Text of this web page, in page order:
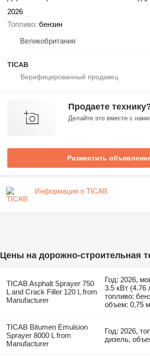
2026
Топливо бензин
Великобритания
TICAB
Продаете
Делайте это вместе с
Разместить
Информация о TICAB
Цены на дорожно-строительная
TICAB Asphalt Sprayer 750
L and Crack Filler 120 L from
Manufacturer
Год: 2026,
3.5 кВт (4.76
топливо:
объем: 0,75
TICAB Bitumen Emulsion
Sprayer 8000 L from
Manufacturer
Год: 2026,
дизель,